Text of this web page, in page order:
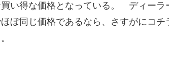
い得な価格となっている。 ディーラ
ぼ同じ価格であるなら、さすがにコ